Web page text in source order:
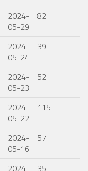
2024-
05-29
82
2024-
05-24
39
2024-
05-23
52
2024-
05-22
115
2024-
05-16
57
2024-
35